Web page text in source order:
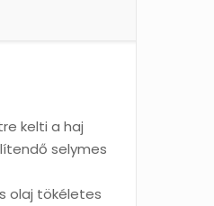
kelti a haj
selymes
olaj tökéletes